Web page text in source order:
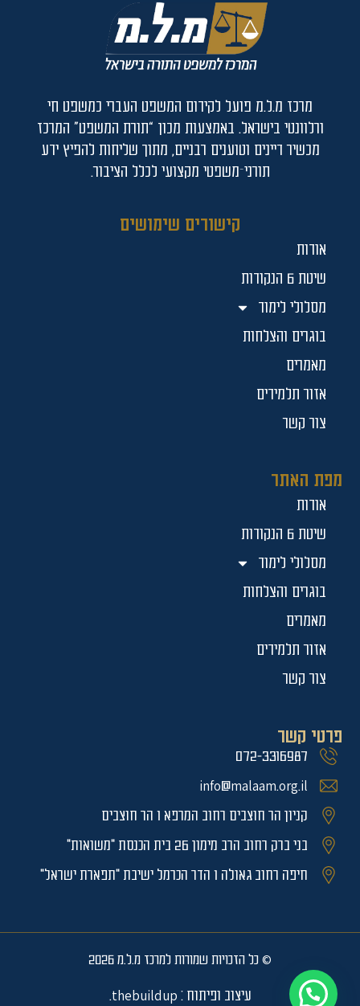
מרכז מ.ל.מ פועל לקידום המשפט העברי כמשפט חי
ורלוונטי בישראל. באמצעות מכון “תורת המשפט” המרכז
מכשיר דיינים וטוענים רבניים, מתוך שליחות להפיץ ידע
תורני־משפטי מקצועי לכלל הציבור.
מפת האתר
אודות
שיטת 6 הנקודות
מסלולי לימוד
בוגרים והצלחות
מאמרים
אזור תלמידים
צור קשר
קישורים שימושים
אודות
שיטת 6 הנקודות
מסלולי לימוד
בוגרים והצלחות
מאמרים
אזור תלמידים
צור קשר
פרטי קשר
072-3316987
info@malaam.org.il
קניון הר חוצבים רחוב המרפא 1 הר חוצבים
בני ברק רחוב הרב מימון 26 בית הכנסת "משואות"
חיפה רחוב גאולה 1 הדר הכרמל ישיבת "תפארת ישראל"
© כל הזכויות שמורות למרכז מ.ל.מ 2026
עיצוב ופיתוח : thebuildup.